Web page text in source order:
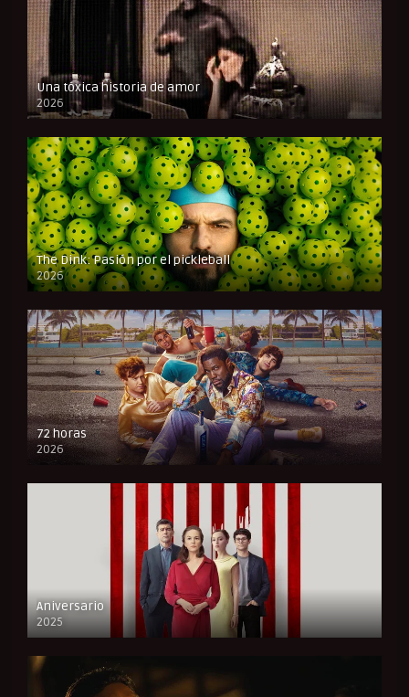
Una tóxica historia de amor
2026
FULL HD
The Dink: Pasión por el pickleball
2026
FULL HD
72 horas
2026
FULL HD
Aniversario
2025
FULL HD